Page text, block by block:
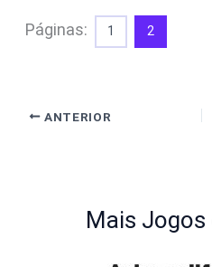
Páginas: 1 2
ANTERIOR
Mais Jogos